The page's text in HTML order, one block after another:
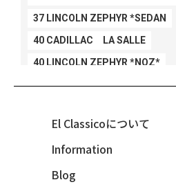
37 LINCOLN ZEPHYR *SEDAN
40 CADILLAC LA SALLE
40 LINCOLN ZEPHYR *NOZ*
40 LINCOLN ZEPHYR *V12*
47 CHEVY FLEETMASTER CONV
48 CHEVY 3100 *Q-CHINCO
48 CHEVY FLEET AEROSEDAN
El Classicoについて
Information
Blog